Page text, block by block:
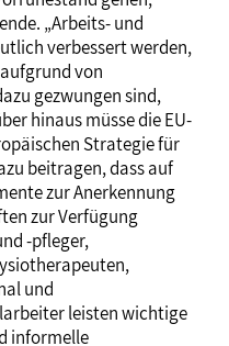
„Arbeits- und
verbessert werden,
von
gezwungen sind,
hinaus müsse die EU-
Strategie für
beitragen, dass auf
zur Anerkennung
zur Verfügung
-pfleger,
und
leisten wichtige
informelle